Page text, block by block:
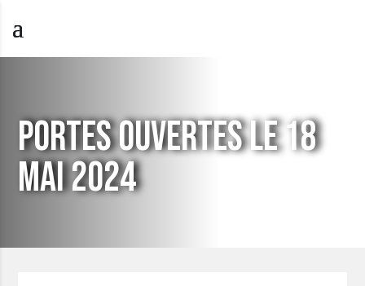
PORTES OUVERTES LE 18
MAI 2024